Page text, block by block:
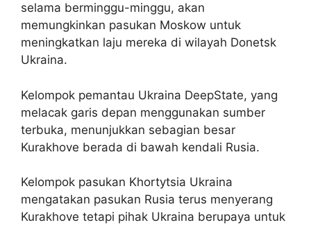
selama berminggu-minggu, akan
memungkinkan pasukan Moskow untuk
meningkatkan laju mereka di wilayah Donetsk
Ukraina.
Kelompok pemantau Ukraina DeepState, yang
melacak garis depan menggunakan sumber
terbuka, menunjukkan sebagian besar
Kurakhove berada di bawah kendali Rusia.
Kelompok pasukan Khortytsia Ukraina
mengatakan pasukan Rusia terus menyerang
Kurakhove tetapi pihak Ukraina berupaya untuk